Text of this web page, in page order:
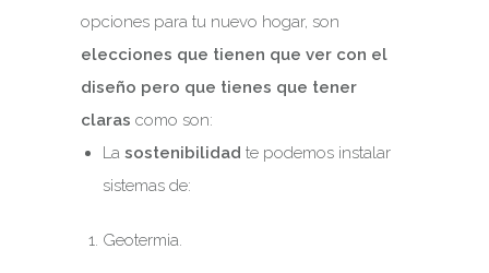
opciones para tu nuevo hogar, son
elecciones que tienen que ver con el
diseño pero que tienes que tener
claras como son:
La sostenibilidad te podemos instalar
sistemas de:
Geotermia.